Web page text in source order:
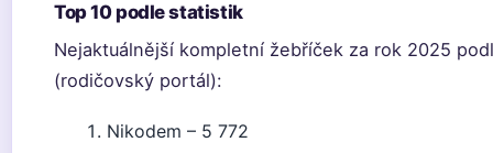
Top 10 podle statistik
Nejaktuálnější kompletní žebříček za rok 2025
(rodičovský portál):
Nikodem – 5 772